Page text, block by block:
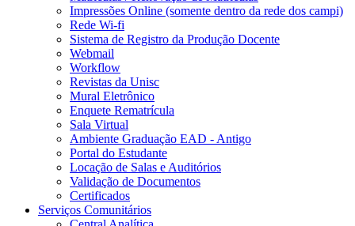
Impressões Online (somente dentro da rede dos campi)
Rede Wi-fi
Sistema de Registro da Produção Docente
Webmail
Workflow
Revistas da Unisc
Mural Eletrônico
Enquete Rematrícula
Sala Virtual
Ambiente Graduação EAD - Antigo
Portal do Estudante
Locação de Salas e Auditórios
Validação de Documentos
Certificados
Serviços Comunitários